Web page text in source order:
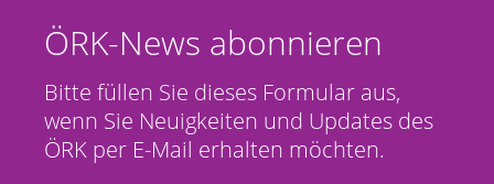
ÖRK-News abonnieren
Bitte füllen Sie dieses Formular aus,
wenn Sie Neuigkeiten und Updates des
ÖRK per E-Mail erhalten möchten.